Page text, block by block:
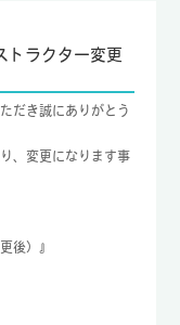
トラクター変更
だき誠にありがとう
、変更になります事
後）』